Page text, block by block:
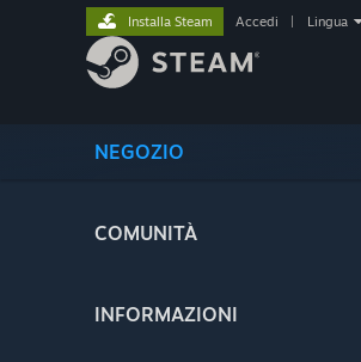
NEGOZIO
COMUNITÀ
INFORMAZIONI
Installa Steam Accedi Lingua